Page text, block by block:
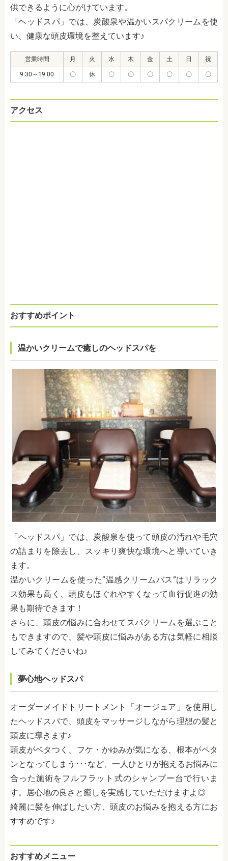
供できるように心がけています。
「ヘッドスパ」では、炭酸泉や温かいスパクリームを使
い、健康な頭皮環境を整えています♪
営業時間 月 火 水 木 金 土 日 祝
9:30～19:00 〇 休 〇 〇 〇 〇 〇 〇
アクセス
おすすめポイント
温かいクリームで癒しのヘッドスパを
「ヘッドスパ」では、炭酸泉を使って頭皮の汚れや毛穴
の詰まりを除去し、スッキリ爽快な環境へと導いていき
ます。
温かいクリームを使った”温感クリームバス”はリラック
ス効果も高く、頭皮もほぐれやすくなって血行促進の効
果も期待できます！
さらに、頭皮の悩みに合わせてスパクリームを選ぶこと
もできますので、髪や頭皮に悩みがある方は気軽に相談
してみてくださいね♪
夢心地ヘッドスパ
オーダーメイドトリートメント「オージュア」を使用し
たヘッドスパで、頭皮をマッサージしながら理想の髪と
頭皮に導きます♪
頭皮がベタつく、フケ・かゆみが気になる、根本がペタ
ンとなってしまう･･･など、一人ひとりが抱えるお悩みに
合った施術をフルフラット式のシャンプー台で行いま
す。居心地の良さと癒しを実感していただけますよ◎
綺麗に髪を伸ばしたい方、頭皮のお悩みを抱える方にお
すすめです♪
おすすめメニュー